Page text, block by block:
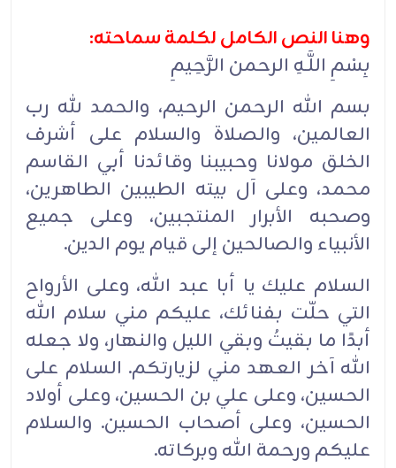
وهنا النص الكامل لكلمة سماحته:
بِسْمِ اللَّـهِ الرحمن الرَّحِيمِ
بسم الله الرحمن الرحيم، والحمد لله رب
العالمين، والصلاة والسلام على أشرف
الخلق مولانا وحبيبنا وقائدنا ‏أبي القاسم
محمد، وعلى آل ‏بيته الطيبين الطاهرين،
وصحبه الأبرار المنتجبين، وعلى جميع
الأنبياء ‏والصالحين إلى قيام يوم الدين.‏
السلام عليك يا أبا عبد الله، وعلى ‏الأرواح
التي حلّت بفنائك، عليكم مني سلام الله
أبدًا ما بقيتُ وبقي الليل ‏والنهار، ولا جعله
الله آخر العهد مني لزيارتكم. السلام على
‏الحسين، وعلى علي بن الحسين، وعلى أولاد
‏الحسين، وعلى أصحاب الحسين. والسلام
عليكم ورحمة الله وبركاته.‏